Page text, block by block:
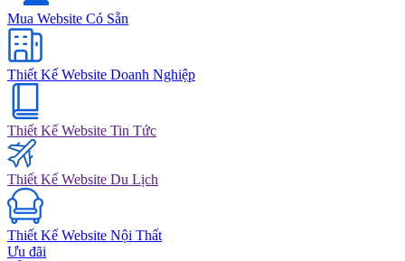
Mua Website Có Sẵn
Thiết Kế Website Doanh Nghiệp
Thiết Kế Website Tin Tức
Thiết Kế Website Du Lịch
Thiết Kế Website Nội Thất
Ưu đãi